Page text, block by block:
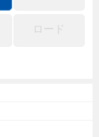
ロード